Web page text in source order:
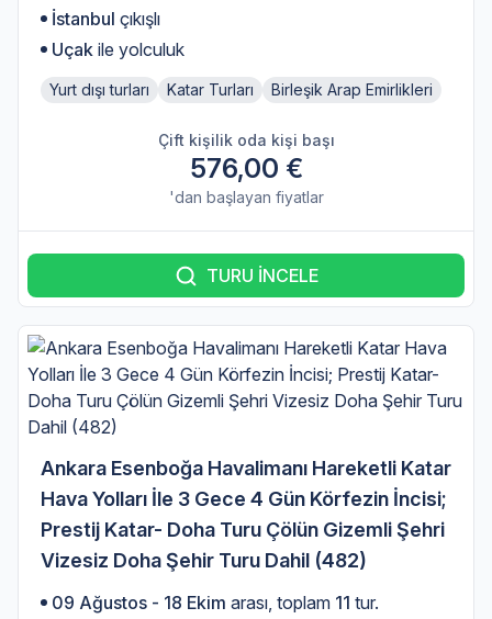
İstanbul çıkışlı
Uçak ile yolculuk
Yurt dışı turları Katar Turları Birleşik Arap Emirlikleri
Çift kişilik oda kişi başı
576,00 €
'dan başlayan fiyatlar
TURU İNCELE
Ankara Esenboğa Havalimanı Hareketli Katar
Hava Yolları İle 3 Gece 4 Gün Körfezin İncisi;
Prestij Katar- Doha Turu Çölün Gizemli Şehri
Vizesiz Doha Şehir Turu Dahil (482)
09 Ağustos - 18 Ekim arası, toplam 11 tur.